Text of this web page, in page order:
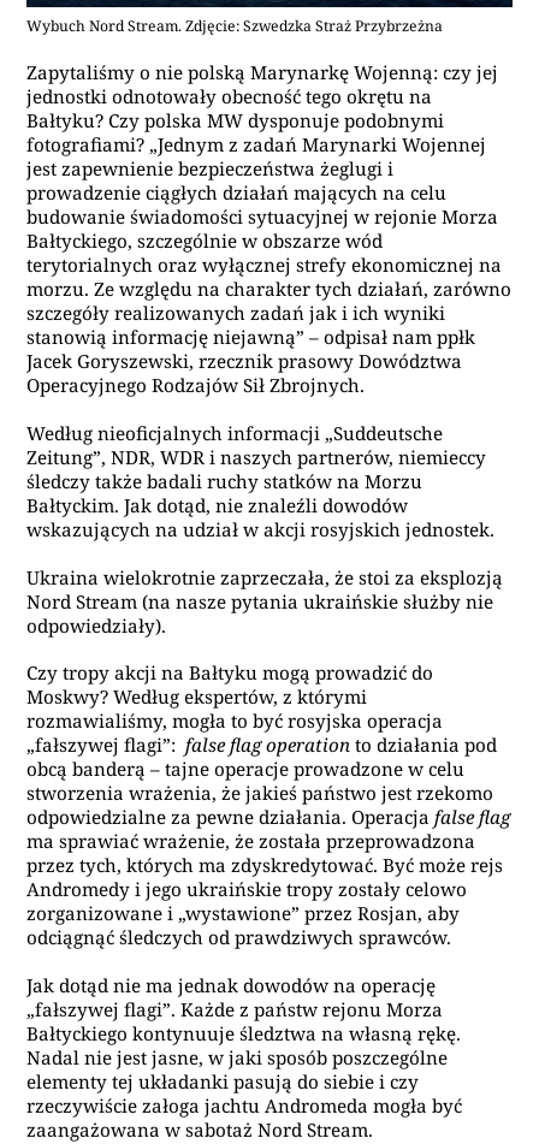
Wybuch Nord Stream. Zdjęcie: Szwedzka Straż Przybrzeżna
Zapytaliśmy o nie polską Marynarkę Wojenną: czy jej
jednostki odnotowały obecność tego okrętu na
Bałtyku? Czy polska MW dysponuje podobnymi
fotografiami? „Jednym z zadań Marynarki Wojennej
jest zapewnienie bezpieczeństwa żeglugi i
prowadzenie ciągłych działań mających na celu
budowanie świadomości sytuacyjnej w rejonie Morza
Bałtyckiego, szczególnie w obszarze wód
terytorialnych oraz wyłącznej strefy ekonomicznej na
morzu. Ze względu na charakter tych działań, zarówno
szczegóły realizowanych zadań jak i ich wyniki
stanowią informację niejawną” – odpisał nam ppłk
Jacek Goryszewski, rzecznik prasowyDowództwa
Operacyjnego Rodzajów Sił Zbrojnych.
Według nieoficjalnych informacji „Suddeutsche
Zeitung”, NDR, WDR i naszych partnerów, niemieccy
śledczy także badali ruchy statków na Morzu
Bałtyckim. Jak dotąd, nie znaleźli dowodów
wskazujących na udział w akcji rosyjskich jednostek.
Ukraina wielokrotnie zaprzeczała, że stoi za eksplozją
Nord Stream (na nasze pytania ukraińskie służby nie
odpowiedziały).
Czy tropy akcji na Bałtyku mogą prowadzić do
Moskwy? Według ekspertów, z którymi
rozmawialiśmy, mogła to być rosyjska operacja
„fałszywej flagi”:false flag operation to działania pod
obcą banderą – tajne operacje prowadzone w celu
stworzenia wrażenia, że jakieś państwo jest rzekomo
odpowiedzialne za pewne działania. Operacja false flag
ma sprawiać wrażenie, że została przeprowadzona
przez tych, których ma zdyskredytować. Być może rejs
Andromedy i jego ukraińskie tropy zostały celowo
zorganizowane i „wystawione” przez Rosjan, aby
odciągnąć śledczych od prawdziwych sprawców.
Jak dotąd nie ma jednak dowodów na operację
„fałszywej flagi”. Każde z państw rejonu Morza
Bałtyckiego kontynuuje śledztwa na własną rękę.
Nadal nie jest jasne, w jaki sposób poszczególne
elementy tej układanki pasują do siebie i czy
rzeczywiście załoga jachtu Andromeda mogła być
zaangażowana w sabotaż Nord Stream.